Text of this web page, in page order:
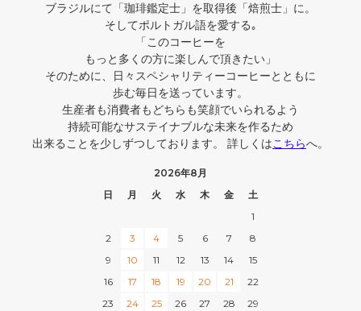
ブラジルにて「珈琲鑑定士」を取得後「焙煎士」に。
そしてポルトガル語を愛する｡
「このコーヒーを
もっと多くの方に楽しんで頂きたい」
そのために、日々スペシャリティーコーヒーとともに
歩む毎日を送っています。
生産者も消費者もどちらも笑顔でいられるよう
持続可能なサステイナブルな未来を作るため
出来ることを少しずつしております。 詳しくはこちらへ。
2026年8月
日
月 火 水 木 金
土
1
2
3 4 5 6 7
8
9
10 11 12 13 14
15
16
17 18 19 20 21
22
23
24 25 26 27 28
29